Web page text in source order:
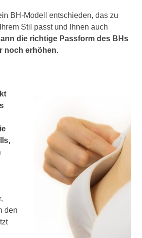
BH-Modell entschieden, das zu
Stil passt und Ihnen auch
die richtige Passform des BHs
noch erhöhen.
den